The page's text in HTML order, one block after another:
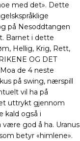
med det». Dette
på Nesoddtangen
Barnet i dette
Hellig, Krig, Rett,
OG DET
de 4 neste
på swing, nærspill
vil ha på
uttrykt gjennom
kald også i
god å ha. Uranus
betyr «himlene».